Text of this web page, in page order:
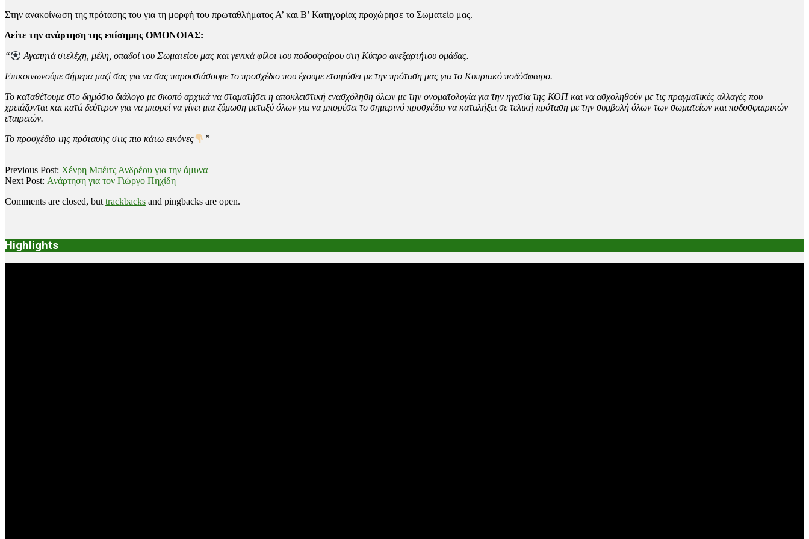
Στην ανακοίνωση της πρότασης του για τη μορφή του πρωταθλήματος Α’ και Β’ Κατηγορίας προχώρησε το Σωματείο μας.
Δείτε την ανάρτηση της επίσημης ΟΜΟΝΟΙΑΣ:
“
Αγαπητά στελέχη, μέλη, οπαδοί του Σωματείου μας και γενικά φίλοι του ποδοσφαίρου στη Κύπρο ανεξαρτήτου ομάδας.
Επικοινωνούμε σήμερα μαζί σας για να σας παρουσιάσουμε το προσχέδιο που έχουμε ετοιμάσει με την πρόταση μας για το Κυπριακό ποδόσφαιρο.
Το καταθέτουμε στο δημόσιο διάλογο με σκοπό αρχικά να σταματήσει η αποκλειστική ενασχόληση όλων με την ονοματολογία για την ηγεσία της ΚΟΠ και να ασχοληθούν με τις πραγματικές αλλαγές που
χρειάζονται και κατά δεύτερον για να μπορεί να γίνει μια ζύμωση μεταξύ όλων για να μπορέσει το σημερινό προσχέδιο να καταλήξει σε τελική πρόταση με την συμβολή όλων των σωματείων και ποδοσφαιρικών
εταιρειών.
Το προσχέδιο της πρότασης στις πιο κάτω εικόνες ”
2025-
06-
Previous Post: Χένρη Μπέιτς Ανδρέου για την άμυνα
Next Post: Ανάρτηση για τον Γιώργο Πηχίδη
Comments are closed, but trackbacks and pingbacks are open.
Highlights